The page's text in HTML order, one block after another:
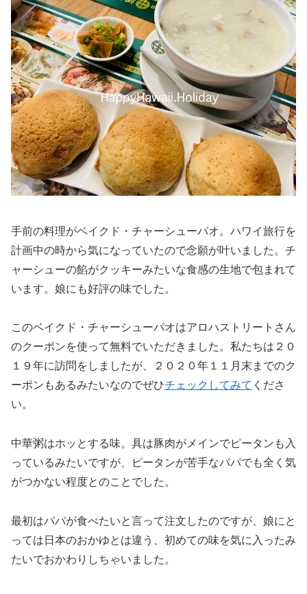
手前の料理がベイクド・チャーシューパオ。ハワイ旅行を
計画中の時から気になっていたので念願が叶いました。チ
ャーシューの餡がクッキーみたいな食感の生地で包まれて
います。娘にも好評の味でした。
このベイクド・チャーシューパオはアロハストリートさん
のクーポンを使って無料でいただきました。私たちは２０
１９年に訪問をしましたが、２０２０年１１月末までのク
ーポンもあるみたいなのでぜひチェックしてみて くださ
い。
中華粥はホッとする味。具は豚肉がメインでピータンも入
っているみたいですが、ピータンが苦手なパパでも全く気
がつかない程度とのことでした。
最初はパパが食べたいと言って注文したのですが、娘にと
っては日本のおかゆとは違う、初めての味を気に入ったみ
たいでおかわりしちゃいました。